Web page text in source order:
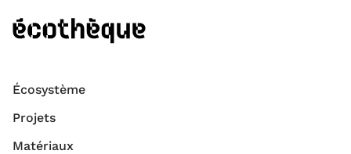
Écosystème
Projets
Matériaux